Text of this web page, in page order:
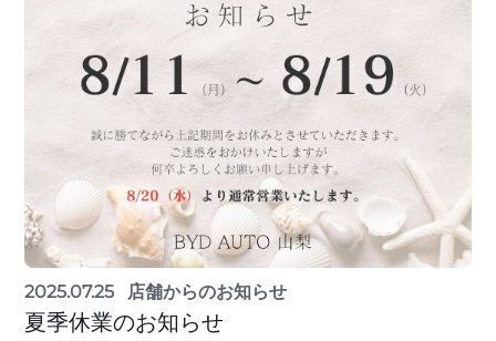
2025.07.25 店舗からのお知らせ
夏季休業のお知らせ